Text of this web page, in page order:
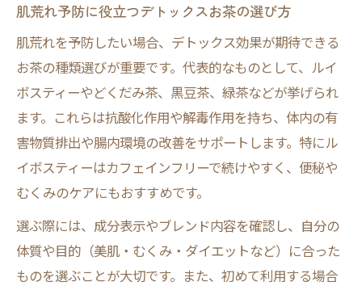
肌荒れ予防に役立つデトックスお茶の選び方
肌荒れを予防したい場合、デトックス効果が期待できる
お茶の種類選びが重要です。代表的なものとして、ルイ
ボスティーやどくだみ茶、黒豆茶、緑茶などが挙げられ
ます。これらは抗酸化作用や解毒作用を持ち、体内の有
害物質排出や腸内環境の改善をサポートします。特にル
イボスティーはカフェインフリーで続けやすく、便秘や
むくみのケアにもおすすめです。
選ぶ際には、成分表示やブレンド内容を確認し、自分の
体質や目的（美肌・むくみ・ダイエットなど）に合った
ものを選ぶことが大切です。また、初めて利用する場合